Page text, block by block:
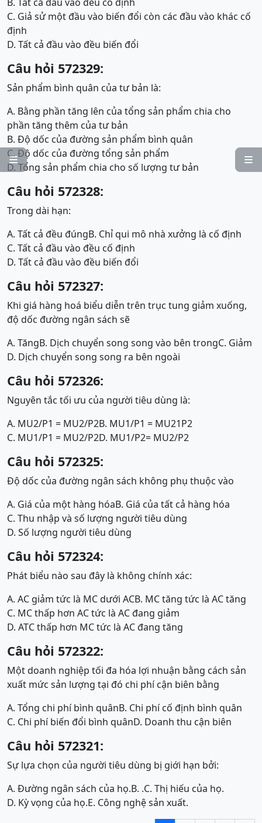


C. Giả sử một đầu vào biến đổi còn các đầu vào khác cố
định
D. Tất cả đầu vào đều biến đổi
Câu hỏi 572329:
Sản phẩm bình quân của tư bản là:
A. Bằng phần tăng lên của tổng sản phẩm chia cho
phần tăng thêm của tư bản
B. Độ dốc của đường sản phẩm bình quân
C. Độ dốc của đường tổng sản phẩm
D. Tổng sản phẩm chia cho số lượng tư bản
Câu hỏi 572328:
Trong dài hạn:
A. Tất cả đều đúngB. Chỉ qui mô nhà xưởng là cố định
C. Tất cả đầu vào đều cố định
D. Tất cả đầu vào đều biến đổi
Câu hỏi 572327:
Khi giá hàng hoá biểu diễn trên trục tung giảm xuống,
độ dốc đường ngân sách sẽ
A. TăngB. Dịch chuyển song song vào bên trongC. Giảm
D. Dịch chuyển song song ra bên ngoài
Câu hỏi 572326:
Nguyên tắc tối ưu của người tiêu dùng là:
A. MU2/P1 = MU2/P2B. MU1/P1 = MU21P2
C. MU1/P1 = MU2/P2D. MU1/P2= MU2/P2
Câu hỏi 572325:
Độ dốc của đường ngân sách không phụ thuộc vào
A. Giá của một hàng hóaB. Giá của tất cả hàng hóa
C. Thu nhập và số lượng người tiêu dùng
D. Số lượng người tiêu dùng
Câu hỏi 572324:
Phát biểu nào sau đây là không chính xác:
A. AC giảm tức là MC dưới ACB. MC tăng tức là AC tăng
C. MC thấp hơn AC tức là AC đang giảm
D. ATC thấp hơn MC tức là AC đang tăng
Câu hỏi 572322:
Một doanh nghiệp tối đa hóa lợi nhuận bằng cách sản
xuất mức sản lượng tại đó chi phí cận biên bằng
A. Tổng chi phí bình quânB. Chi phí cố định bình quân
C. Chi phí biến đổi bình quânD. Doanh thu cận biên
Câu hỏi 572321:
Sự lựa chọn của người tiêu dùng bị giới hạn bởi:
A. Đường ngân sách của họ.B. .C. Thị hiếu của họ.
D. Kỳ vọng của họ.E. Công nghệ sản xuất.